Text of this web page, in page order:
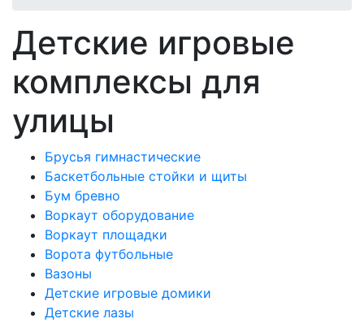
Детские игровые
комплексы для
улицы
Брусья гимнастические
Баскетбольные стойки и щиты
Бум бревно
Воркаут оборудование
Воркаут площадки
Ворота футбольные
Вазоны
Детские игровые домики
Детские лазы